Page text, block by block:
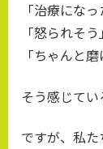
「治療になっ
「怒られそう」
「ちゃんと
そう感じてい
ですが、私